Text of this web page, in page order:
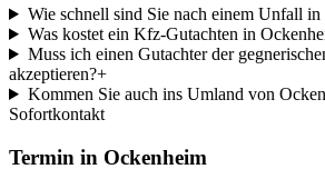
Wie schnell sind Sie nach einem Unfall
Was kostet ein Kfz-Gutachten in
Muss ich einen Gutachter der
akzeptieren?+
Kommen Sie auch ins Umland von
Sofortkontakt
Termin in Ockenheim